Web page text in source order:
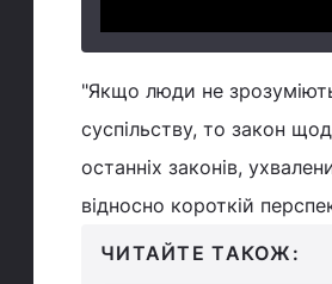
"Якщо люди не
суспільству, то закон
останніх законів,
відносно короткій
ЧИТАЙТЕ ТАКОЖ: